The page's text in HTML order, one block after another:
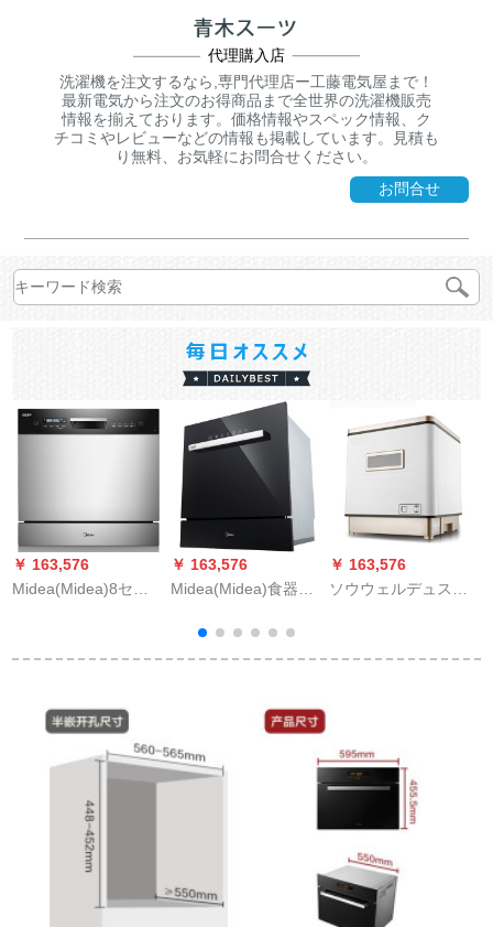
代理購入店
洗濯機を注文するなら,専門代理店ー工藤電気屋まで！
最新電気から注文のお得商品まで全世界の洗濯機販売
情報を揃えております。価格情報やスペック情報、ク
チコミやレビューなどの情報も掲載しています。見積も
り無料、お気軽にお問合せください。
お問合せ
￥ 163,576
Midea(Midea)8セク
洗浄机X 4-S
￥ 163,576
Midea(Midea)食器洗
セストワッフル(3-8
口の家)ブラック
￥ 163,576
ソウウェルデュスク
温洗濯機は家庭用の